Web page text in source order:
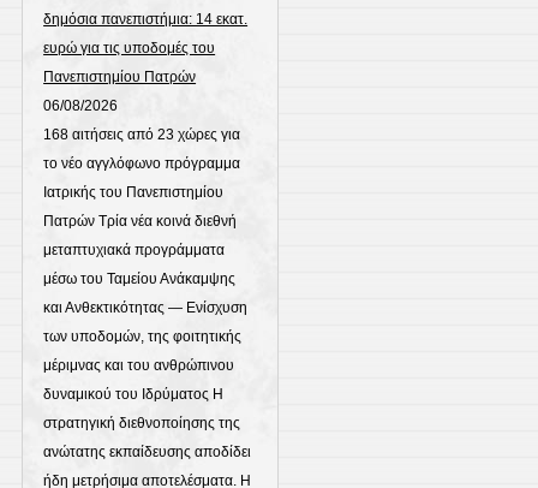
δημόσια πανεπιστήμια: 14 εκατ.
ευρώ για τις υποδομές του
Πανεπιστημίου Πατρών
06/08/2026
168 αιτήσεις από 23 χώρες για
το νέο αγγλόφωνο πρόγραμμα
Ιατρικής του Πανεπιστημίου
Πατρών Τρία νέα κοινά διεθνή
μεταπτυχιακά προγράμματα
μέσω του Ταμείου Ανάκαμψης
και Ανθεκτικότητας — Eνίσχυση
των υποδομών, της φοιτητικής
μέριμνας και του ανθρώπινου
δυναμικού του Ιδρύματος Η
στρατηγική διεθνοποίησης της
ανώτατης εκπαίδευσης αποδίδει
ήδη μετρήσιμα αποτελέσματα. Η